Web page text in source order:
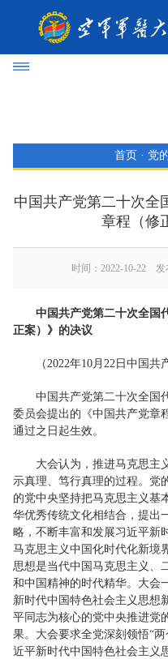
首页 · 党
中国共产党第二十次全
章程（修
时间：2022-10-22
中国共产党第二十次全国
正案）》的决议
（2022年10月22日中国
中国共产党第二十次全国
委员会提出的《中国共产党章
通过之日起生效。
大会认为，推进马克思主
示真理、笃行真理的过程。党
的党中央坚持把马克思主义基
华优秀传统文化相结合，提出
略，不断丰富和发展习近平新
马克思主义中国化时代化新境
思想是当代中国马克思主义、
和中国精神的时代精华。大会
新时代中国特色社会主义思想
平同志为核心的党中央推进党
果。大会要求全党深刻领悟“
近平新时代中国特色社会主义